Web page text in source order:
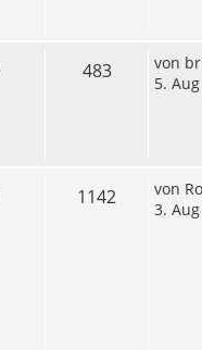
483 von
5.
1142 von
3.